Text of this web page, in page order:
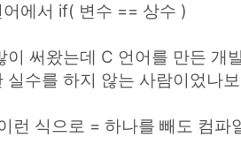
에서 if( 변수 == 상수 )
이 써왔는데 C 언어를 만든 개
실수를 하지 않는 사람이었나
런 식으로 = 하나를 빼도 컴파